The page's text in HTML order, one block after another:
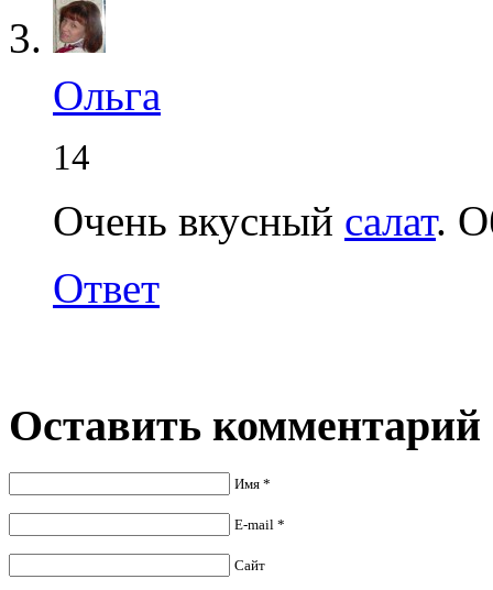
Ольга
14
Очень вкусный салат.
Ответ
Оставить комментарий
Имя *
E-mail *
Сайт